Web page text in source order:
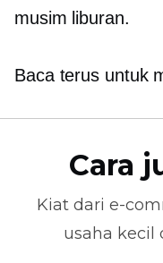
musim liburan.
Baca terus untuk
Cara
Kiat dari e-
usaha kecil